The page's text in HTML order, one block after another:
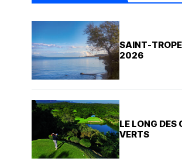
SAINT-
2026
LE LONG DES
VERTS